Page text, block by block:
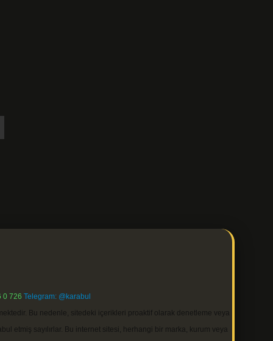
0 726 Telegram: @karabul
Bu nedenle, sitedeki içerikleri proaktif olarak denetleme veya
etmiş sayılırlar. Bu internet sitesi, herhangi bir marka, kurum veya